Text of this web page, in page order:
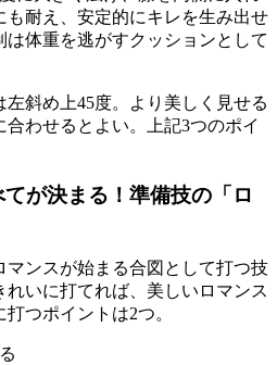
も耐え、安定的にキレを生み出せ
は体重を逃がすクッションとして
斜め上45度。より美しく見せる
わせるとよい。上記3つのポイ
が決まる！準備技の「ロ
マンスが始まる合図として打つ技
いに打てれば、美しいロマンス
つポイントは2つ。